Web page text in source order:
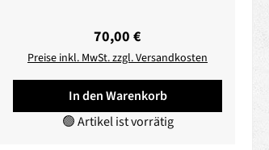
Regulärer Preis:
70,00 €
Preise inkl. MwSt. zzgl. Versandkosten
In den Warenkorb
🟢 Artikel ist vorrätig